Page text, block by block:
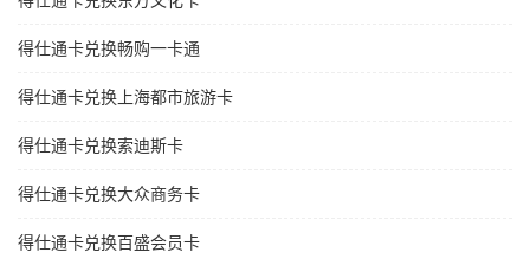
得仕通卡兑换畅购一卡通
得仕通卡兑换上海都市旅游卡
得仕通卡兑换索迪斯卡
得仕通卡兑换大众商务卡
得仕通卡兑换百盛会员卡